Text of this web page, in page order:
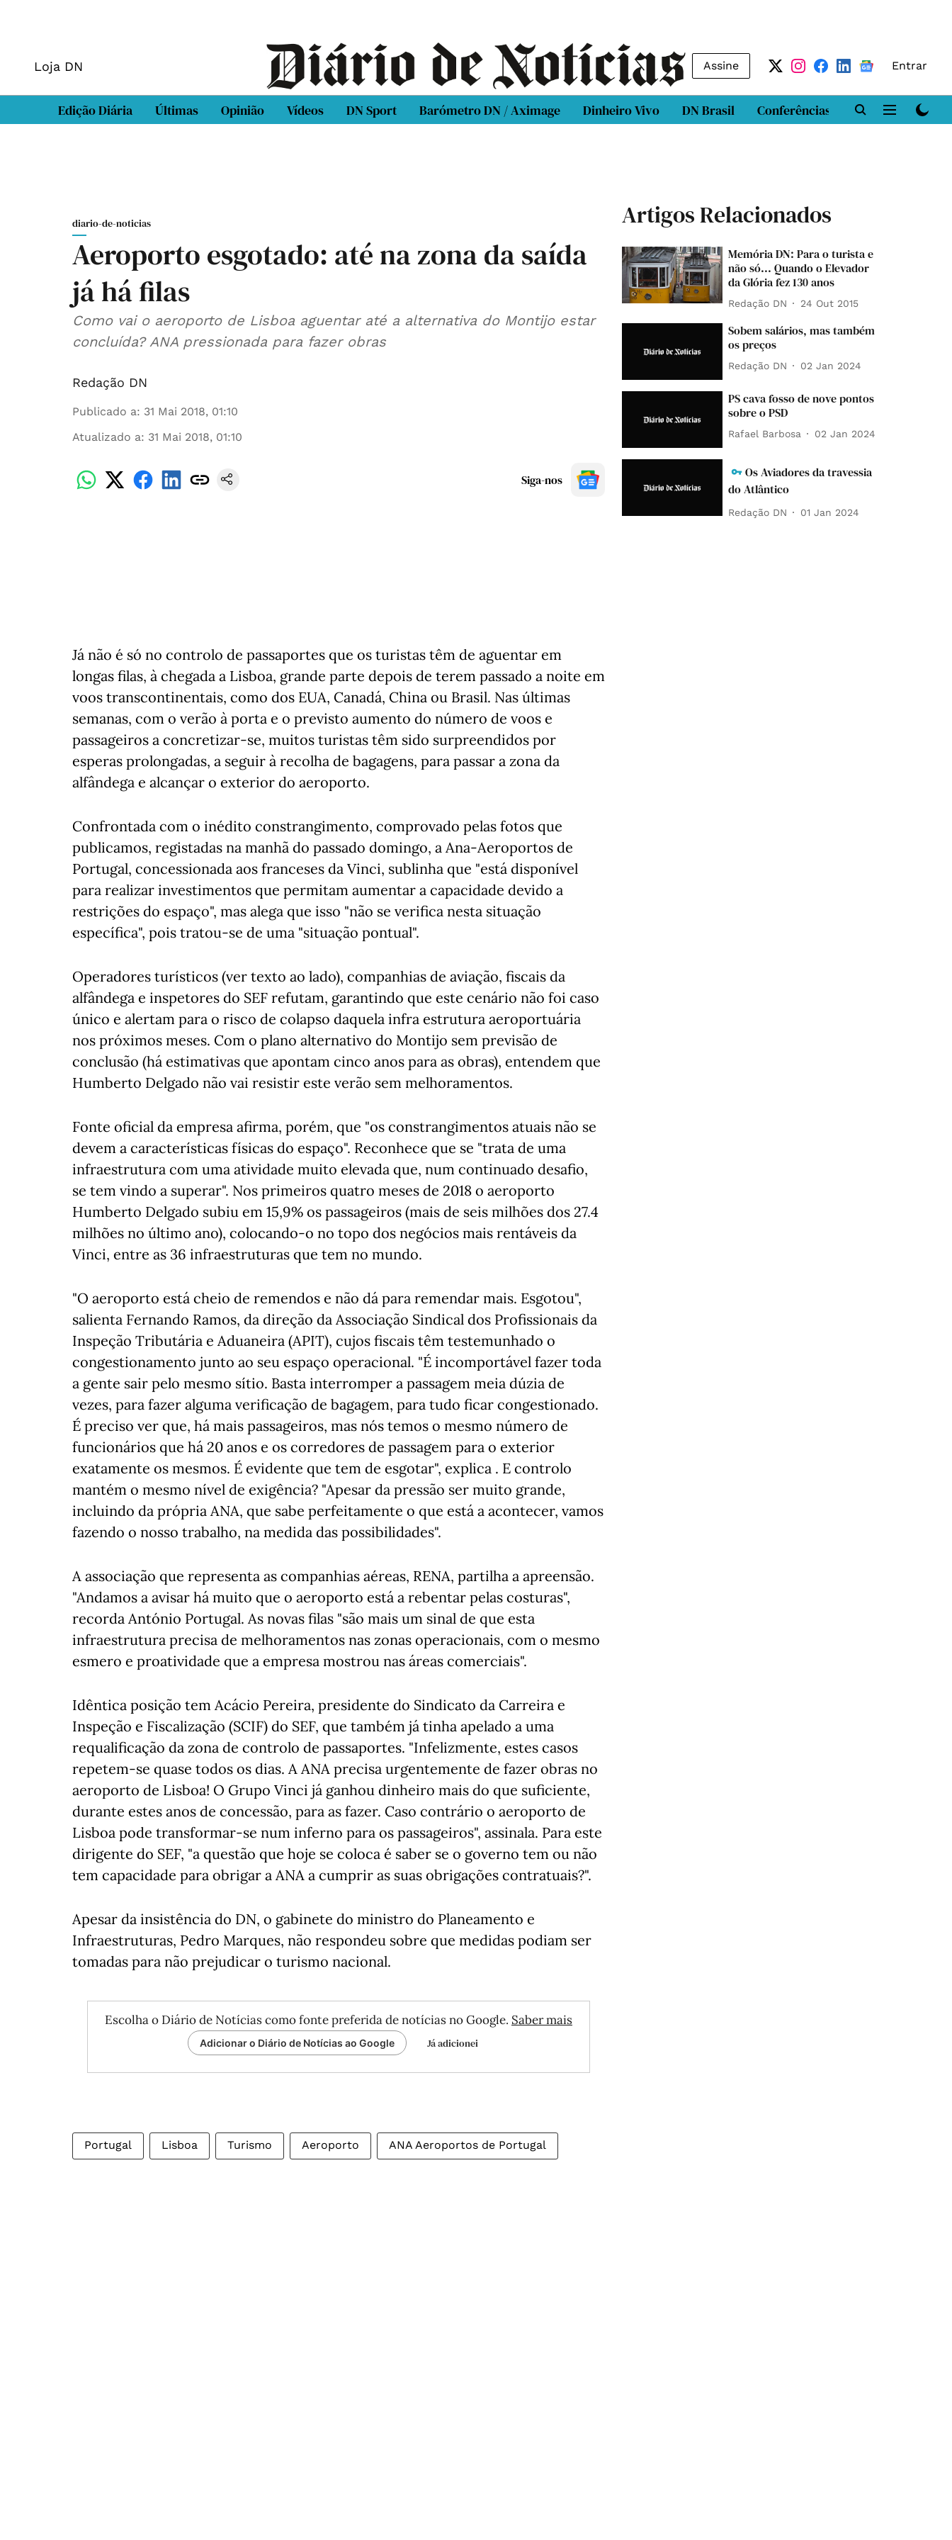
Loja DN Assine Entrar
Edição Diária Últimas Opinião Vídeos DN Sport Barómetro DN / Aximage Dinheiro Vivo DN Brasil Conferências DN LAB
diario-de-noticias
Aeroporto esgotado: até na zona da saída
já há filas
Como vai o aeroporto de Lisboa aguentar até a alternativa do Montijo estar
concluída? ANA pressionada para fazer obras
Redação DN
Publicado a: 31 Mai 2018, 01:10
Atualizado a: 31 Mai 2018, 01:10
Siga-nos
Já não é só no controlo de passaportes que os turistas têm de aguentar em
longas filas, à chegada a Lisboa, grande parte depois de terem passado a noite em
voos transcontinentais, como dos EUA, Canadá, China ou Brasil. Nas últimas
semanas, com o verão à porta e o previsto aumento do número de voos e
passageiros a concretizar-se, muitos turistas têm sido surpreendidos por
esperas prolongadas, a seguir à recolha de bagagens, para passar a zona da
alfândega e alcançar o exterior do aeroporto.
Confrontada com o inédito constrangimento, comprovado pelas fotos que
publicamos, registadas na manhã do passado domingo, a Ana-Aeroportos de
Portugal, concessionada aos franceses da Vinci, sublinha que "está disponível
para realizar investimentos que permitam aumentar a capacidade devido a
restrições do espaço", mas alega que isso "não se verifica nesta situação
específica", pois tratou-se de uma "situação pontual".
Operadores turísticos (ver texto ao lado), companhias de aviação, fiscais da
alfândega e inspetores do SEF refutam, garantindo que este cenário não foi caso
único e alertam para o risco de colapso daquela infra estrutura aeroportuária
nos próximos meses. Com o plano alternativo do Montijo sem previsão de
conclusão (há estimativas que apontam cinco anos para as obras), entendem que
Humberto Delgado não vai resistir este verão sem melhoramentos.
Fonte oficial da empresa afirma, porém, que "os constrangimentos atuais não se
devem a características físicas do espaço". Reconhece que se "trata de uma
infraestrutura com uma atividade muito elevada que, num continuado desafio,
se tem vindo a superar". Nos primeiros quatro meses de 2018 o aeroporto
Humberto Delgado subiu em 15,9% os passageiros (mais de seis milhões dos 27.4
milhões no último ano), colocando-o no topo dos negócios mais rentáveis da
Vinci, entre as 36 infraestruturas que tem no mundo.
"O aeroporto está cheio de remendos e não dá para remendar mais. Esgotou",
salienta Fernando Ramos, da direção da Associação Sindical dos Profissionais da
Inspeção Tributária e Aduaneira (APIT), cujos fiscais têm testemunhado o
congestionamento junto ao seu espaço operacional. "É incomportável fazer toda
a gente sair pelo mesmo sítio. Basta interromper a passagem meia dúzia de
vezes, para fazer alguma verificação de bagagem, para tudo ficar congestionado.
É preciso ver que, há mais passageiros, mas nós temos o mesmo número de
funcionários que há 20 anos e os corredores de passagem para o exterior
exatamente os mesmos. É evidente que tem de esgotar", explica . E controlo
mantém o mesmo nível de exigência? "Apesar da pressão ser muito grande,
incluindo da própria ANA, que sabe perfeitamente o que está a acontecer, vamos
fazendo o nosso trabalho, na medida das possibilidades".
A associação que representa as companhias aéreas, RENA, partilha a apreensão.
"Andamos a avisar há muito que o aeroporto está a rebentar pelas costuras",
recorda António Portugal. As novas filas "são mais um sinal de que esta
infraestrutura precisa de melhoramentos nas zonas operacionais, com o mesmo
esmero e proatividade que a empresa mostrou nas áreas comerciais".
Idêntica posição tem Acácio Pereira, presidente do Sindicato da Carreira e
Inspeção e Fiscalização (SCIF) do SEF, que também já tinha apelado a uma
requalificação da zona de controlo de passaportes. "Infelizmente, estes casos
repetem-se quase todos os dias. A ANA precisa urgentemente de fazer obras no
aeroporto de Lisboa! O Grupo Vinci já ganhou dinheiro mais do que suficiente,
durante estes anos de concessão, para as fazer. Caso contrário o aeroporto de
Lisboa pode transformar-se num inferno para os passageiros", assinala. Para este
dirigente do SEF, "a questão que hoje se coloca é saber se o governo tem ou não
tem capacidade para obrigar a ANA a cumprir as suas obrigações contratuais?".
Apesar da insistência do DN, o gabinete do ministro do Planeamento e
Infraestruturas, Pedro Marques, não respondeu sobre que medidas podiam ser
tomadas para não prejudicar o turismo nacional.
Escolha o Diário de Notícias como fonte preferida de notícias no Google. Saber mais
Adicionar o Diário de Notícias ao Google Já adicionei
Portugal Lisboa Turismo Aeroporto ANA Aeroportos de Portugal
Artigos Relacionados
Memória DN: Para o turista e
não só... Quando o Elevador
da Glória fez 130 anos
Redação DN 24 Out 2015
Sobem salários, mas também
os preços
Redação DN 02 Jan 2024
PS cava fosso de nove pontos
sobre o PSD
Rafael Barbosa 02 Jan 2024
Os Aviadores da travessia
do Atlântico
Redação DN 01 Jan 2024